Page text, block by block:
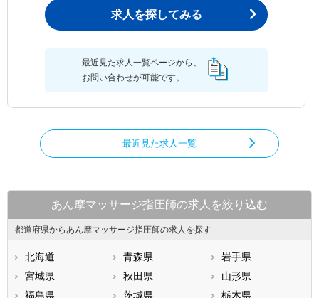
求人を探してみる
最近見た求人一覧ページから、
お問い合わせが可能です。
最近見た求人一覧
あん摩マッサージ指圧師の求人を絞り込む
都道府県からあん摩マッサージ指圧師の求人を探す
北海道 青森県
岩手県
宮城県
秋田県
山形県
福島県
茨城県 栃木県